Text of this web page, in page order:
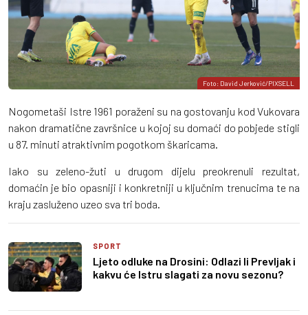
Foto: David Jerković/PIXSELL
Nogometaši Istre 1961 poraženi su na gostovanju kod Vukovara
nakon dramatične završnice u kojoj su domaći do pobjede stigli
u 87. minuti atraktivnim pogotkom škaricama.
Iako su zeleno-žuti u drugom dijelu preokrenuli rezultat,
domaćin je bio opasniji i konkretniji u ključnim trenucima te na
kraju zasluženo uzeo sva tri boda.
SPORT
Ljeto odluke na Drosini: Odlazi li Prevljak i
kakvu će Istru slagati za novu sezonu?